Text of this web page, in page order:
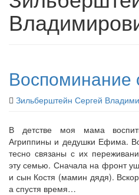
Воспоминание
Зильберштейн Сергей
В детстве моя мама
Агриппины и дедушки Ефима.
тесно связаны с их
эту семью. Сначала на фронт
и сын Костя (мамин дядя).
а спустя время…